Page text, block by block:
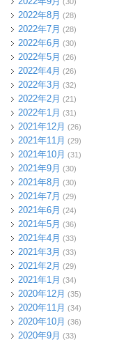
(30)
2022年8月 (28)
2022年7月 (28)
2022年6月 (30)
2022年5月 (26)
2022年4月 (26)
2022年3月 (32)
2022年2月 (21)
2022年1月 (31)
2021年12月 (26)
2021年11月 (29)
2021年10月 (31)
2021年9月 (30)
2021年8月 (30)
2021年7月 (29)
2021年6月 (24)
2021年5月 (36)
2021年4月 (33)
2021年3月 (33)
2021年2月 (29)
2021年1月 (34)
2020年12月 (35)
2020年11月 (34)
2020年10月 (36)
2020年9月 (33)